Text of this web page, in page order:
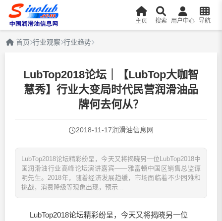
主页 搜索 用户中心 导航
首页 行业观察 行业趋势
LubTop2018论坛｜【LubTop大咖智
慧秀】行业大变局时代民营润滑油品
牌何去何从？
2018-11-17润滑油信息网
LubTop2018论坛精彩纷呈，今天又将揭晓另一位LubTop2018中
国润滑油行业高峰论坛演讲嘉宾——雅富顿中国区销售总监谭
明先生。2018年，随着经济发展趋缓，市场面临着不少困难和
挑战，消费降级等现象出现，预示...
LubTop2018论坛精彩纷呈，今天又将揭晓另一位